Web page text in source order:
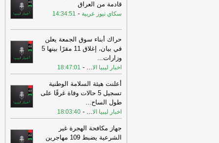
قادمة من العراق
سكاي نيوز عربية -
14:34:51
حراك أبناء سوق الجمعة يعلن
في بيان، إغلاق 11 مقرًا بينها 5
وزارات...
اخبار ليبيا الا...
-
18:47:01
أعلنت هيئة السلامة الوطنية
تسجيل 5 حالات وفاة غرقًا على
طول الساح...
اخبار ليبيا الا...
-
18:03:40
جهاز مكافحة الهجرة غير
الشرعية يضبط 109 مهاجرين